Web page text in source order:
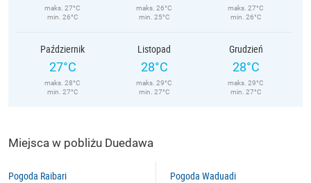
maks. 27°C
min. 26°C
maks. 26°C
min. 25°C
maks. 27°C
min. 26°C
Październik
27°C
maks. 28°C
min. 27°C
Listopad
28°C
maks. 29°C
min. 27°C
Grudzień
28°C
maks. 29°C
min. 27°C
Miejsca w pobliżu Duedawa
Pogoda Raibari Pogoda Waduadi